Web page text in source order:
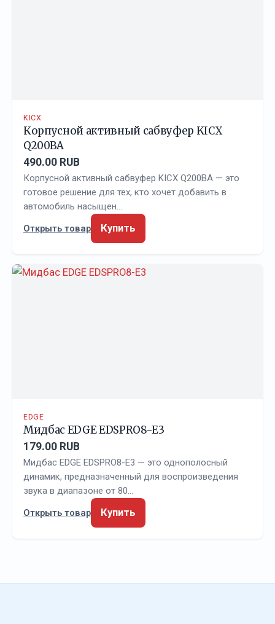
KICX
Корпусной активный сабвуфер KICX
Q200BA
490.00 RUB
Корпусной активный сабвуфер KICX Q200BA — это
готовое решение для тех, кто хочет добавить в
автомобиль насыщен…
Открыть товар
Купить
EDGE
Мидбас EDGE EDSPRO8-E3
179.00 RUB
Мидбас EDGE EDSPRO8-E3 — это однополосный
динамик, предназначенный для воспроизведения
звука в диапазоне от 80…
Открыть товар
Купить